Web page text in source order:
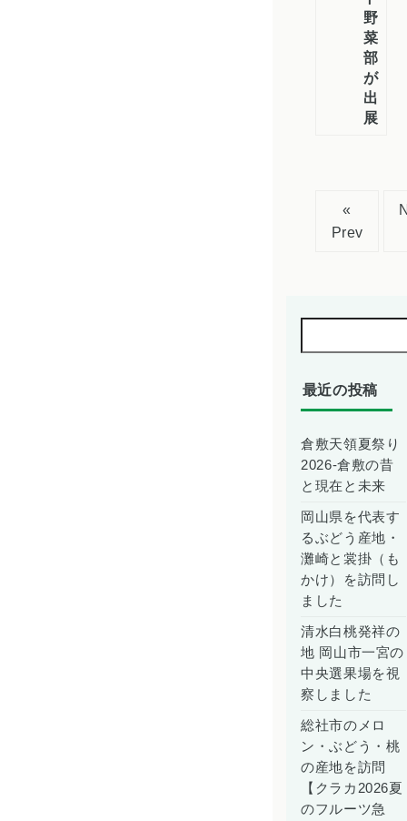
野
菜
部
が
出
展
«
Prev
最近の投稿
倉敷天領夏祭り
2026-倉敷の昔
と現在と未来
岡山県を代表す
るぶどう産地・
灘崎と裳掛（も
かけ）を訪問し
ました
清水白桃発祥の
地 岡山市一宮の
中央選果場を視
察しました
総社市のメロ
ン・ぶどう・桃
の産地を訪問
【クラカ2026夏
のフルーツ急